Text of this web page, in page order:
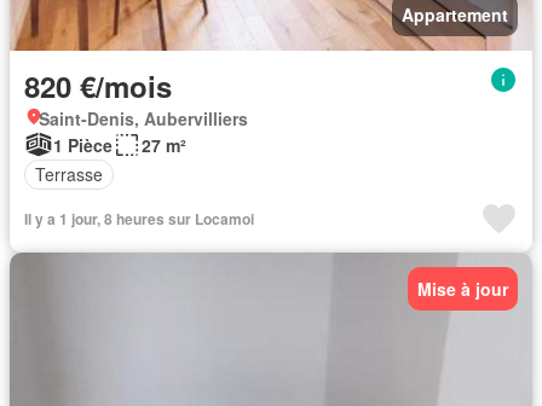
Appartement
820 €/mois
Saint-Denis, Aubervilliers
1 Pièce
27 m²
Terrasse
Il y a 1 jour, 8 heures sur Locamoi
Mise à jour